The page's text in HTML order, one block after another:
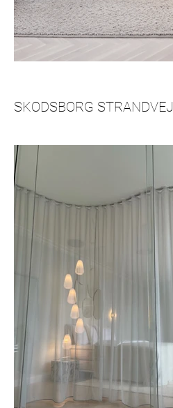
SKODSBORG STRANDVEJ